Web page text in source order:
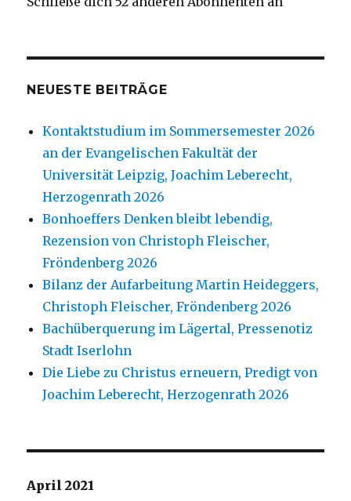
NEUESTE BEITRÄGE
Kontaktstudium im Sommersemester 2026
an der Evangelischen Fakultät der
Universität Leipzig, Joachim Leberecht,
Herzogenrath 2026
Bonhoeffers Denken bleibt lebendig,
Rezension von Christoph Fleischer,
Fröndenberg 2026
Bilanz der Aufarbeitung Martin Heideggers,
Christoph Fleischer, Fröndenberg 2026
Bachüberquerung im Lägertal, Pressenotiz
Stadt Iserlohn
Die Liebe zu Christus erneuern, Predigt von
Joachim Leberecht, Herzogenrath 2026
April 2021